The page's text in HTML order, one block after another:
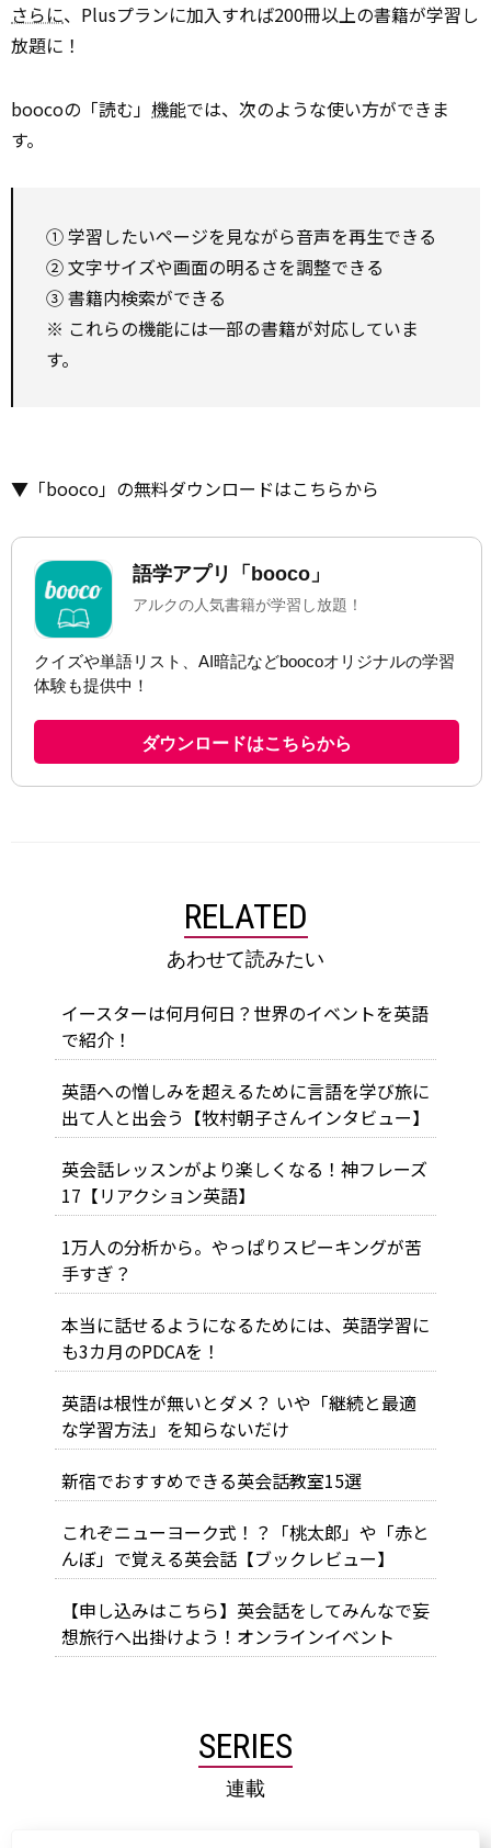
さらに、Plusプランに加入すれば200冊以上の書籍が学習し
放題に！
boocoの「読む」 機能では、次のような使い方ができま
す。
① 学習したいページを見ながら音声を再生できる
② 文字サイズや画面の明るさを調整できる
③ 書籍内検索ができる
※ これらの機能には一部の書籍が対応していま
す。
▼「booco」の無料ダウンロードはこちらから
RELATED
あわせて読みたい
イースターは何月何日？世界のイベントを英語
で紹介！
英語への憎しみを超えるために言語を学び旅に
出て人と出会う【牧村朝子さんインタビュー】
英会話レッスンがより楽しくなる！神フレーズ
17【リアクション英語】
1万人の分析から。やっぱりスピーキングが苦
手すぎ？
本当に話せるようになるためには、英語学習に
も3カ月のPDCAを！
英語は根性が無いとダメ？ いや「継続と最適
な学習方法」を知らないだけ
新宿でおすすめできる英会話教室15選
これぞニューヨーク式！？「桃太郎」や「赤と
んぼ」で覚える英会話【ブックレビュー】
【申し込みはこちら】英会話をしてみんなで妄
想旅行へ出掛けよう！オンラインイベント
SERIES
連載